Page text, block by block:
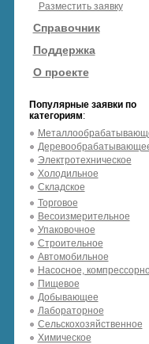
Разместить заявку
Справочник
Поддержка
О проекте
Популярные заявки по
категориям:
Электротехническое
Холодильное
Складское
Торговое
Весоизмерительное
Упаковочное
Строительное
Автомобильное
Насосное,
Пищевое
Добывающее
Лабораторное
Сельскохозяйственное
Химическое